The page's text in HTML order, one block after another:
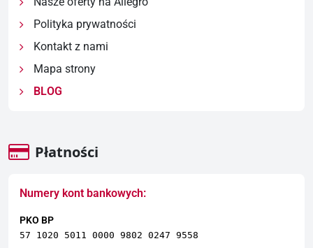
Polityka prywatności
Kontakt z nami
Mapa strony
BLOG
Płatności
Numery kont bankowych:
PKO BP
57 1020 5011 0000 9802 0247 9558